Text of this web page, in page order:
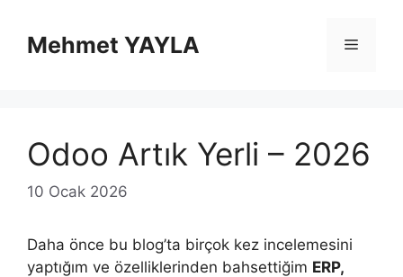
Mehmet YAYLA Menü
Odoo Artık Yerli – 2026
10 Ocak 2026
Daha önce bu blog’ta birçok kez incelemesini
yaptığım ve özelliklerinden bahsettiğim ERP,